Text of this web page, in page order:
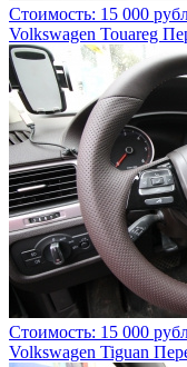
Стоимость: 15 000
Volkswagen Touareg
Стоимость: 15 000
Volkswagen Tiguan